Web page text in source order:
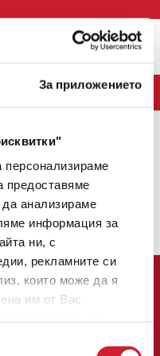
За приложението
персонализираме
предоставяме
анализираме
информация за
ни, с
рекламните си
които може да я
им от Вас
12 13 14